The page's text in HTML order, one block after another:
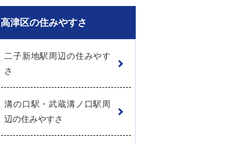
高津区の住みやすさ
二子新地駅周辺の住みやす
さ
溝の口駅・武蔵溝ノ口駅周
辺の住みやすさ